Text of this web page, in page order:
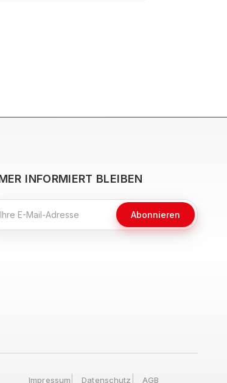
INFORMIERT BLEIBEN
Abonnieren
Impressum Datenschutz AGB